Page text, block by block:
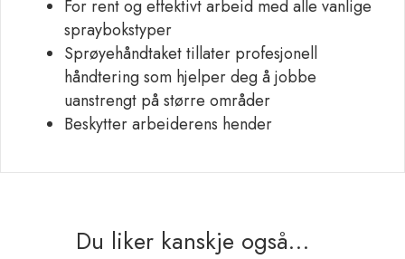
For rent og effektivt arbeid med alle vanlige
spraybokstyper
Sprøyehåndtaket tillater profesjonell
håndtering som hjelper deg å jobbe
uanstrengt på større områder
Beskytter arbeiderens hender
Du liker kanskje også…